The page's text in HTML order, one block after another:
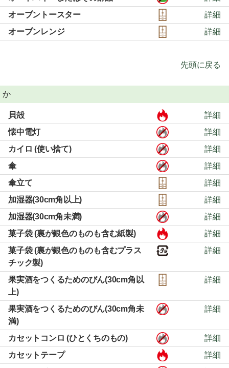
オーブントースター
詳細
オーブンレンジ
詳細
先頭に戻る
か
貝殻
詳細
懐中電灯
詳細
カイロ (使い捨て)
詳細
傘
詳細
傘立て
詳細
加湿器(30cm角以上)
詳細
加湿器(30cm角未満)
詳細
菓子袋 (裏が銀色のものも含む紙製)
詳細
菓子袋 (裏が銀色のものも含むプラス
チック製)
詳細
果実酒をつくるためのびん(30cm角以
上)
詳細
果実酒をつくるためのびん(30cm角未
満)
詳細
カセットコンロ (ひとくちのもの)
詳細
カセットテープ
詳細